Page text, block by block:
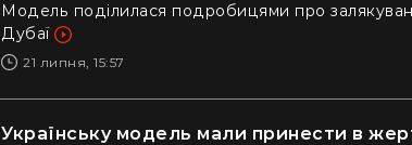
Модель поділилася подробицями про
Дубаї
21 липня, 15:57
Українську модель мали принести в